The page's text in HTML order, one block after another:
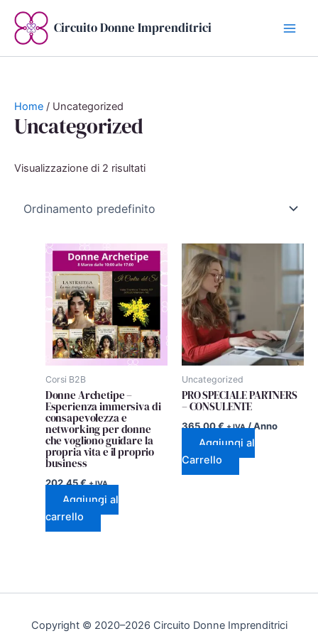
contenuto
Circuito Donne Imprenditrici
Home / Uncategorized
Uncategorized
Visualizzazione di 2 risultati
Corsi B2B
Donne Archetipe –
Esperienza immersiva di
consapevolezza e
networking per donne
che vogliono guidare la
propria vita e il proprio
business
202,45€ + IVA
Aggiungi al
carrello
Uncategorized
PRO SPECIALE PARTNERS
– CONSULENTE
365,00€ + IVA/ Anno
Aggiungi al
Carrello
Copyright © 2020–2026 Circuito Donne Imprenditrici